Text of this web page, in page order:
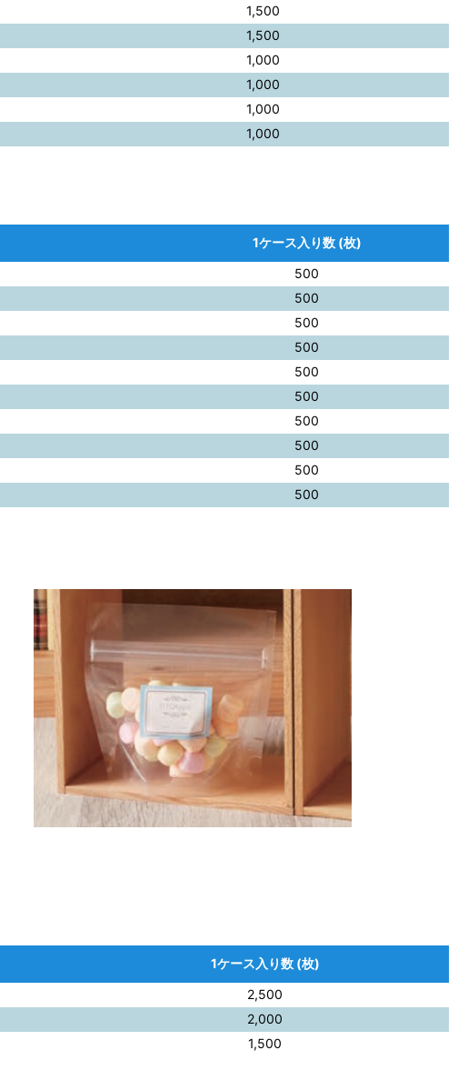
1,500
1,500
1,000
1,000
1,000
1,000
1ケース入り数 (枚)
500
500
500
500
500
500
500
500
500
500
1ケース入り数 (枚)
2,500
2,000
1,500